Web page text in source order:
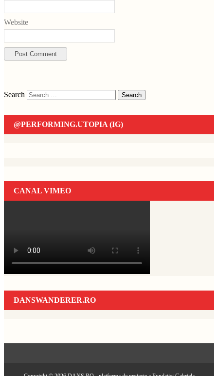
Website
Search
@PERFORMING.UTOPIA (IG)
CANAL VIMEO
DANSWANDERER.RO